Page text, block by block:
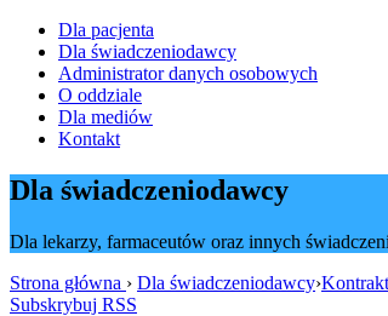
Dla pacjenta
Dla świadczeniodawcy
Administrator danych osobowych
O oddziale
Dla mediów
Kontakt
Dla świadczeniodawcy
Dla lekarzy, farmaceutów oraz innych
Strona główna › Dla świadczeniodawcy›
Subskrybuj RSS